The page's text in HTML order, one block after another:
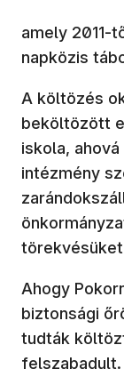
amely 2011-
napközis
A költözés
beköltözött
iskola,
intézmény
Ahogy
biztonsági
tudták